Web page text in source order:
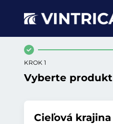
KROK 1
Vyberte produkt
Cieľová krajina